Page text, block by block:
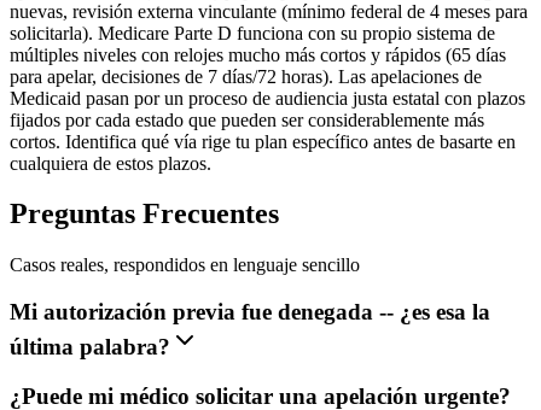
nuevas, revisión externa vinculante (mínimo federal de 4 meses para
solicitarla). Medicare Parte D funciona con su propio sistema de
múltiples niveles con relojes mucho más cortos y rápidos (65 días
para apelar, decisiones de 7 días/72 horas). Las apelaciones de
Medicaid pasan por un proceso de audiencia justa estatal con plazos
fijados por cada estado que pueden ser considerablemente más
cortos. Identifica qué vía rige tu plan específico antes de basarte en
cualquiera de estos plazos.
Preguntas Frecuentes
Casos reales, respondidos en lenguaje sencillo
Mi autorización previa fue denegada -- ¿es esa la
última palabra?
¿Puede mi médico solicitar una apelación urgente?